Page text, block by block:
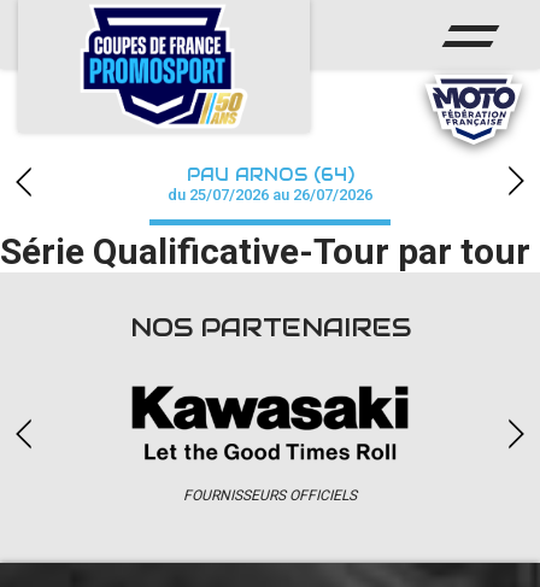
ACCUEIL
ACTUS
CALENDRIER
CHAMPIONNAT
RÉSULTATS
accéder à la billetterie
PAU ARNOS (64)
du 25/07/2026 au 26/07/2026
Série Qualificative-Tour par tour
NOS PARTENAIRES
FOURNISSEURS OFFICIELS